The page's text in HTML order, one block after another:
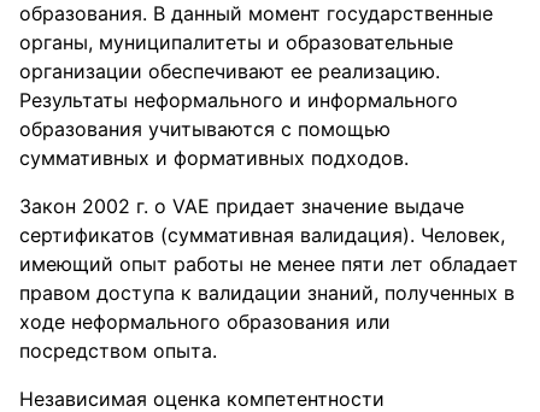
образования. В данный момент государственные
органы, муниципалитеты и образовательные
организации обеспечивают ее реализацию.
Результаты неформального и информального
образования учитываются с помощью
суммативных и формативных подходов.
Закон 2002 г. о VAE придает значение выдаче
сертификатов (суммативная валидация). Человек,
имеющий опыт работы не менее пяти лет обладает
правом доступа к валидации знаний, полученных в
ходе неформального образования или
посредством опыта.
Независимая оценка компетентности